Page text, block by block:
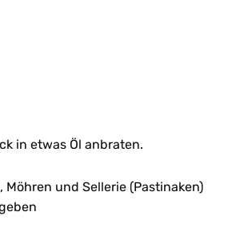
in etwas Öl anbraten.
Möhren und Sellerie (Pastinaken)